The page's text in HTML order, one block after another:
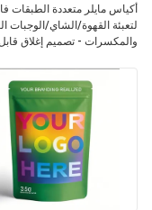
أكياس مايلر متعددة الطبقات
لتعبئة القهوة/الشاي/الوجبات
والمكسرات - تصميم إغلاق قابل